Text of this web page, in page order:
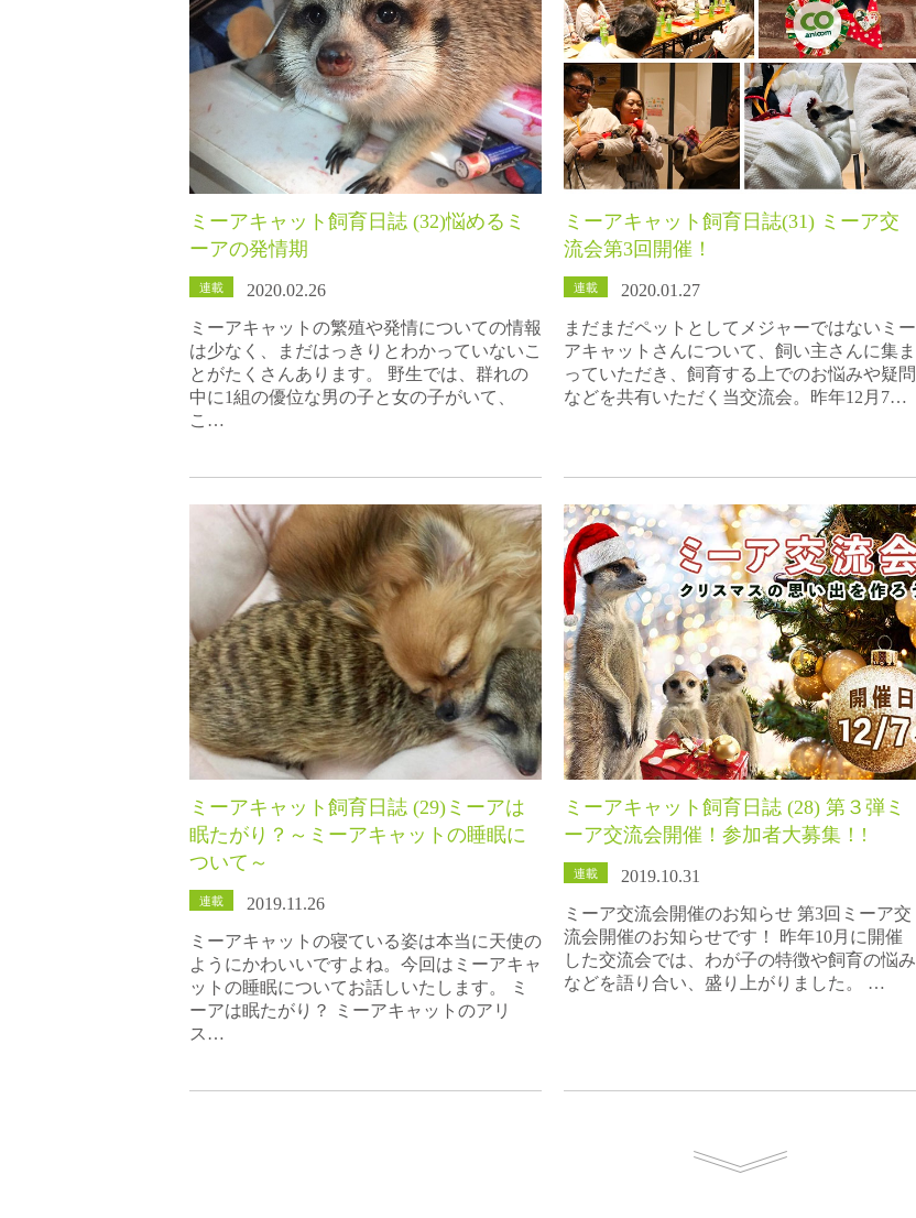
ミーアキャット飼育日誌 (32)悩めるミ
ーアの発情期
連載
2020.02.26
ミーアキャットの繁殖や発情についての情報
は少なく、まだはっきりとわかっていないこ
とがたくさんあります。 野生では、群れの
中に1組の優位な男の子と女の子がいて、
こ…
ミーアキャット飼育日誌(31) ミーア交
流会第3回開催！
連載
2020.01.27
まだまだペットとしてメジャーではないミー
アキャットさんについて、飼い主さんに集ま
っていただき、飼育する上でのお悩みや疑問
などを共有いただく当交流会。昨年12月7…
ミーアキャット飼育日誌 (29)ミーアは
眠たがり？～ミーアキャットの睡眠に
ついて～
連載
2019.11.26
ミーアキャットの寝ている姿は本当に天使の
ようにかわいいですよね。今回はミーアキャ
ットの睡眠についてお話しいたします。 ミ
ーアは眠たがり？ ミーアキャットのアリ
ス…
ミーアキャット飼育日誌 (28) 第３弾ミ
ーア交流会開催！参加者大募集！!
連載
2019.10.31
ミーア交流会開催のお知らせ 第3回ミーア交
流会開催のお知らせです！ 昨年10月に開催
した交流会では、わが子の特徴や飼育の悩み
などを語り合い、盛り上がりました。 …